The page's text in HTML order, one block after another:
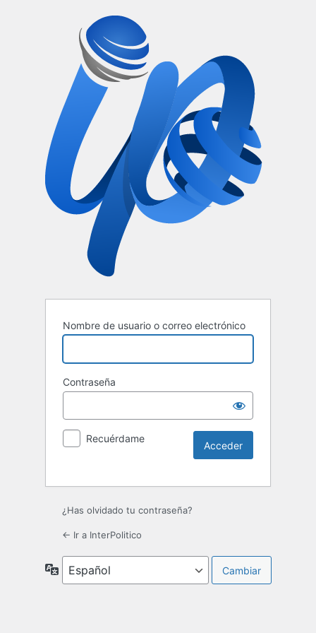
Nombre de usuario o correo electrónico
Contraseña
Recuérdame
¿Has olvidado tu contraseña?
← Ir a InterPolitico
Idioma